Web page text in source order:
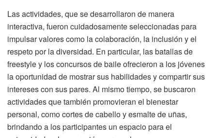
Las actividades, que se desarrollaron de manera
interactiva, fueron cuidadosamente seleccionadas para
impulsar valores como la colaboración, la inclusión y el
respeto por la diversidad. En particular, las batallas de
freestyle y los concursos de baile ofrecieron a los jóvenes
la oportunidad de mostrar sus habilidades y compartir sus
intereses con sus pares. Al mismo tiempo, se buscaron
actividades que también promovieran el bienestar
personal, como cortes de cabello y esmalte de uñas,
brindando a los participantes un espacio para el